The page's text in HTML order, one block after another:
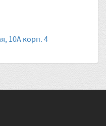
10А корп. 4